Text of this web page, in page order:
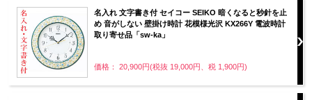
名入れ 文字書き付 セイコー SEIKO 暗くなると秒針を止
め 音がしない 壁掛け時計 花模様光沢 KX266Y 電波時計
取り寄せ品「sw-ka」
価格： 20,900円(税抜 19,000円、税 1,900円)